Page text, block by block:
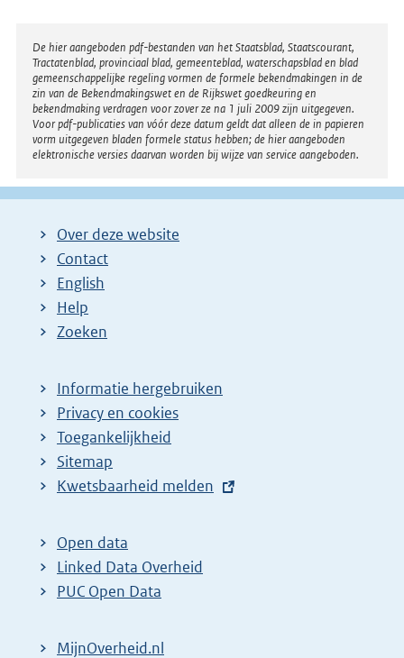
Disclaimer
De hier aangeboden pdf-bestanden van het Staatsblad, Staatscourant,
Tractatenblad, provinciaal blad, gemeenteblad, waterschapsblad en blad
gemeenschappelijke regeling vormen de formele bekendmakingen in de
zin van de Bekendmakingswet en de Rijkswet goedkeuring en
bekendmaking verdragen voor zover ze na 1 juli 2009 zijn uitgegeven.
Voor pdf-publicaties van vóór deze datum geldt dat alleen de in papieren
vorm uitgegeven bladen formele status hebben; de hier aangeboden
elektronische versies daarvan worden bij wijze van service aangeboden.
Over deze website
Contact
English
Help
Zoeken
Informatie hergebruiken
Privacy en cookies
Toegankelijkheid
Sitemap
E
t
e
r
Kwetsbaarheid melden
Open data
Linked Data Overheid
PUC Open Data
MijnOverheid.nl